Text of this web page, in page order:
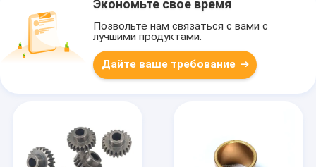
Экономьте свое время
Позвольте нам связаться с вами с
лучшими продуктами.
Дайте ваше требование